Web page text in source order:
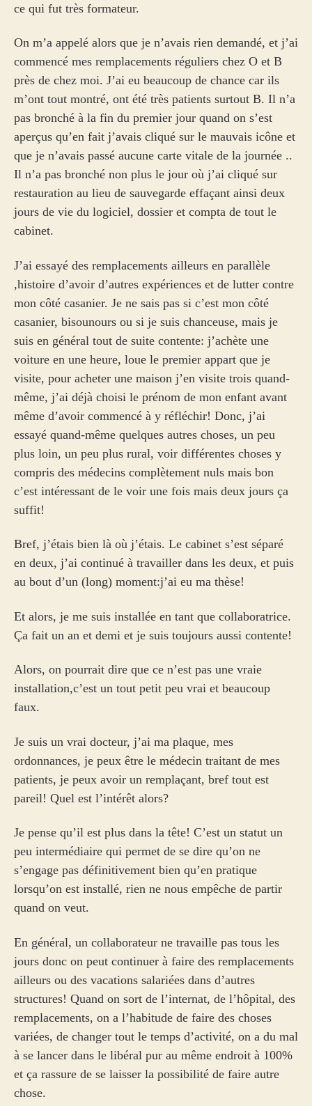
ce qui fut très formateur.
On m’a appelé alors que je n’avais rien demandé, et j’ai
commencé mes remplacements réguliers chez O et B
près de chez moi. J’ai eu beaucoup de chance car ils
m’ont tout montré, ont été très patients surtout B. Il n’a
pas bronché à la fin du premier jour quand on s’est
aperçus qu’en fait j’avais cliqué sur le mauvais icône et
que je n’avais passé aucune carte vitale de la journée ..
Il n’a pas bronché non plus le jour où j’ai cliqué sur
restauration au lieu de sauvegarde effaçant ainsi deux
jours de vie du logiciel, dossier et compta de tout le
cabinet.
J’ai essayé des remplacements ailleurs en parallèle
,histoire d’avoir d’autres expériences et de lutter contre
mon côté casanier. Je ne sais pas si c’est mon côté
casanier, bisounours ou si je suis chanceuse, mais je
suis en général tout de suite contente: j’achète une
voiture en une heure, loue le premier appart que je
visite, pour acheter une maison j’en visite trois quand-
même, j’ai déjà choisi le prénom de mon enfant avant
même d’avoir commencé à y réfléchir! Donc, j’ai
essayé quand-même quelques autres choses, un peu
plus loin, un peu plus rural, voir différentes choses y
compris des médecins complètement nuls mais bon
c’est intéressant de le voir une fois mais deux jours ça
suffit!
Bref, j’étais bien là où j’étais. Le cabinet s’est séparé
en deux, j’ai continué à travailler dans les deux, et puis
au bout d’un (long) moment:j’ai eu ma thèse!
Et alors, je me suis installée en tant que collaboratrice.
Ça fait un an et demi et je suis toujours aussi contente!
Alors, on pourrait dire que ce n’est pas une vraie
installation,c’est un tout petit peu vrai et beaucoup
faux.
Je suis un vrai docteur, j’ai ma plaque, mes
ordonnances, je peux être le médecin traitant de mes
patients, je peux avoir un remplaçant, bref tout est
pareil! Quel est l’intérêt alors?
Je pense qu’il est plus dans la tête! C’est un statut un
peu intermédiaire qui permet de se dire qu’on ne
s’engage pas définitivement bien qu’en pratique
lorsqu’on est installé, rien ne nous empêche de partir
quand on veut.
En général, un collaborateur ne travaille pas tous les
jours donc on peut continuer à faire des remplacements
ailleurs ou des vacations salariées dans d’autres
structures! Quand on sort de l’internat, de l’hôpital, des
remplacements, on a l’habitude de faire des choses
variées, de changer tout le temps d’activité, on a du mal
à se lancer dans le libéral pur au même endroit à 100%
et ça rassure de se laisser la possibilité de faire autre
chose.